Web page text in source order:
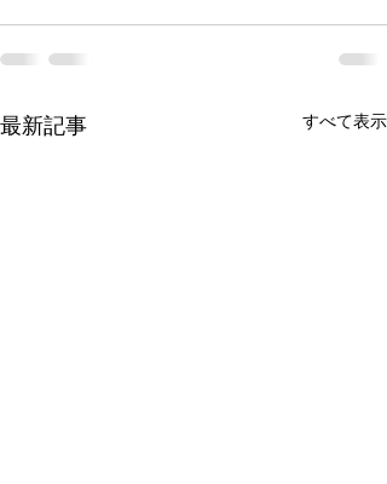
最新記事 すべて表示